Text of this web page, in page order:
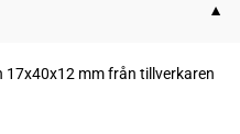
17x40x12 mm från tillverkaren